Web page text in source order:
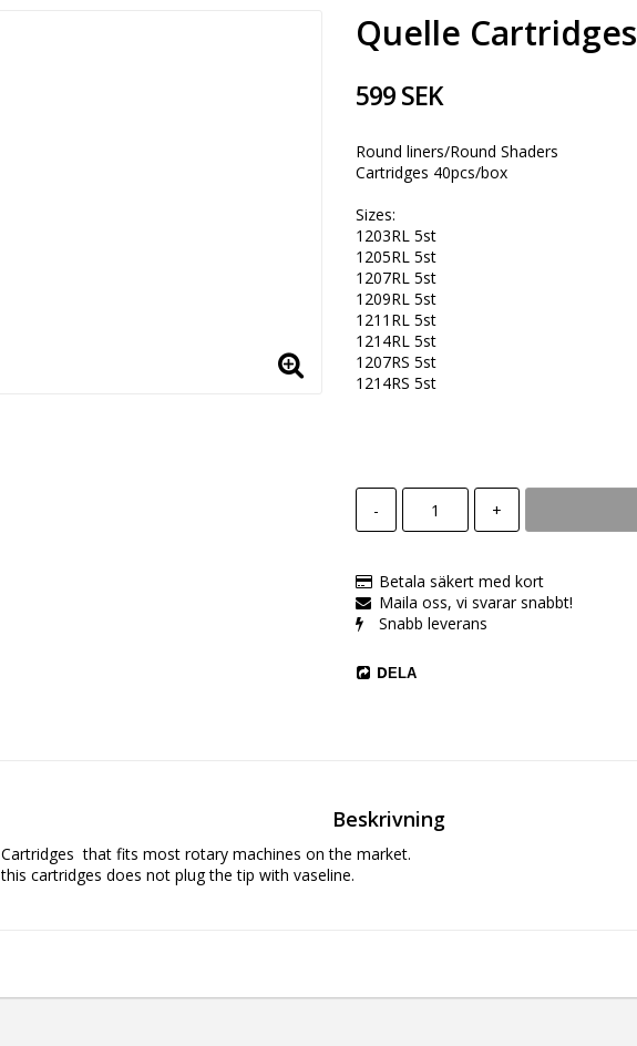
Quelle
599 SEK
Round liners/Round Shaders
Cartridges 40pcs/box
Sizes:
1203RL 5st
1205RL 5st
1207RL 5st
1209RL 5st
1211RL 5st
1214RL 5st
1207RS 5st
1214RS 5st
- +
Betala säkert med kort
Maila oss, vi svarar snabbt!
Snabb leverans
DELA
Beskrivning
Cartridges  that fits most rotary machines on the market.
this cartridges does not plug the tip with vaseline.